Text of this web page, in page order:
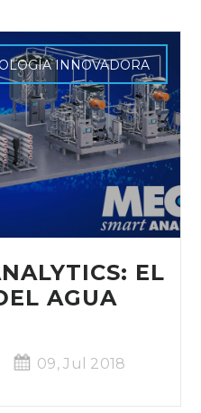
INNOVADORA
EL
AGUA
09, Jul 2018